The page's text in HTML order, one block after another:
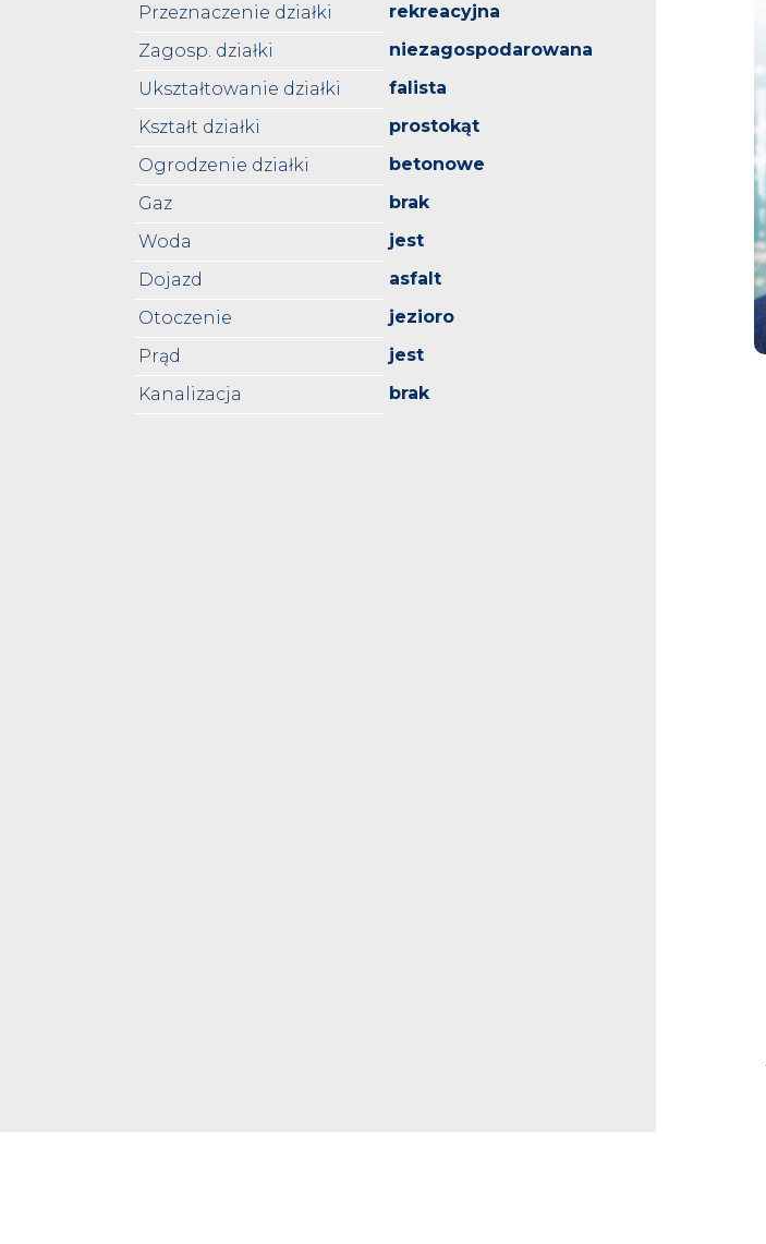
Przeznaczenie działki
rekreacyjna
Zagosp. działki
niezagospodarowana
Ukształtowanie działki
falista
Kształt działki
prostokąt
Ogrodzenie działki
betonowe
Gaz
brak
Woda
jest
Dojazd
asfalt
Otoczenie
jezioro
Prąd
jest
Kanalizacja
brak